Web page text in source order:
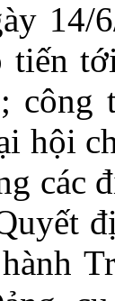
14/
tiến
công
hội
các